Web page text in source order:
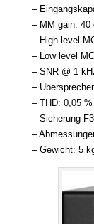
–
– MM gain: 40
– High level
– Low level
– SNR @ 1
–
– THD: 0,05 %
– Sicherung
–
– Gewicht: 5